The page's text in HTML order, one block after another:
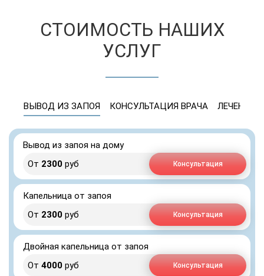
СТОИМОСТЬ НАШИХ
УСЛУГ
ВЫВОД ИЗ ЗАПОЯ КОНСУЛЬТАЦИЯ ВРАЧА ЛЕЧЕНИЕ
Вывод из запоя на дому
От 2300 руб Консультация
Капельница от запоя
От 2300 руб Консультация
Двойная капельница от запоя
От 4000 руб Консультация